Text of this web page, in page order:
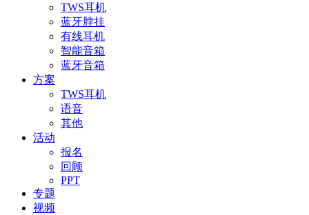
TWS耳机
蓝牙脖挂
有线耳机
智能音箱
蓝牙音箱
方案
TWS耳机
语音
其他
活动
报名
回顾
PPT
专题
视频